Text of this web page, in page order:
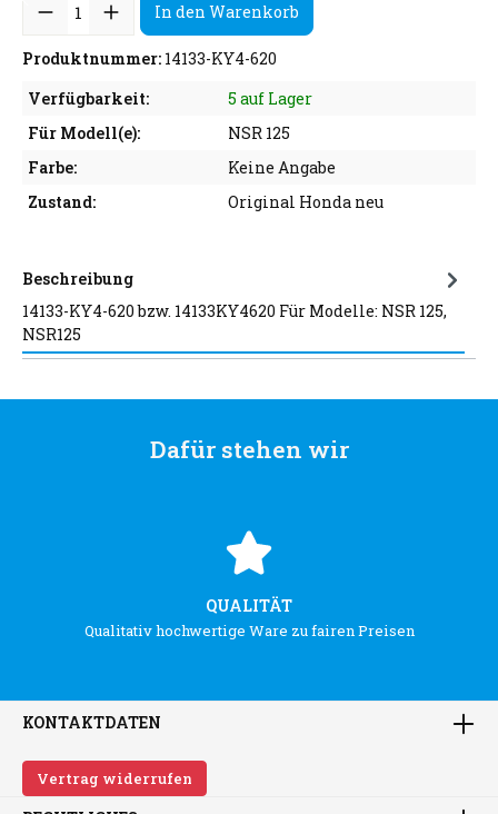
In den Warenkorb
Produktnummer: 14133-KY4-620
Verfügbarkeit:
5 auf Lager
Für Modell(e):
NSR 125
Farbe:
Keine Angabe
Zustand:
Original Honda neu
Beschreibung
14133-KY4-620 bzw. 14133KY4620 Für Modelle: NSR 125,
NSR125
Dafür stehen wir
QUALITÄT
Qualitativ hochwertige Ware zu fairen Preisen
KONTAKTDATEN
Vertrag widerrufen